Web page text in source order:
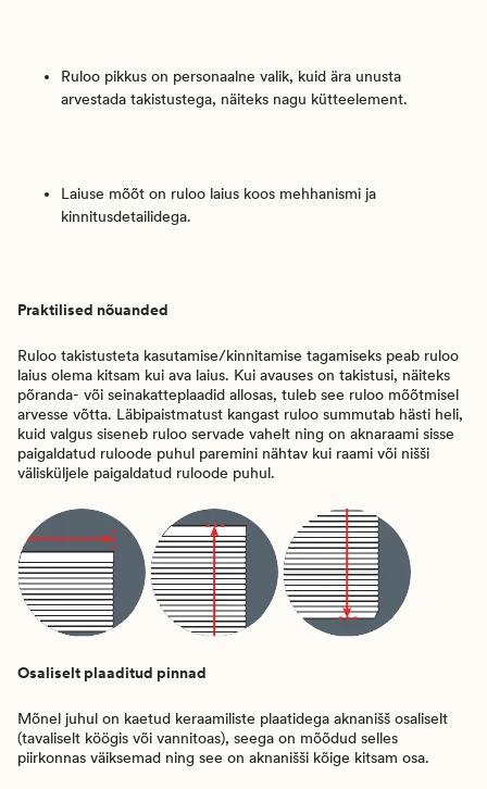
Ruloo pikkus on personaalne valik, kuid ära unusta
arvestada takistustega, näiteks nagu kütteelement.
Laiuse mõõt on ruloo laius koos mehhanismi ja
kinnitusdetailidega.
Praktilised nõuanded
Ruloo takistusteta kasutamise/kinnitamise tagamiseks peab ruloo
laius olema kitsam kui ava laius. Kui avauses on takistusi, näiteks
põranda- või seinakatteplaadid allosas, tuleb see ruloo mõõtmisel
arvesse võtta. Läbipaistmatust kangast ruloo summutab hästi heli,
kuid valgus siseneb ruloo servade vahelt ning on aknaraami sisse
paigaldatud ruloode puhul paremini nähtav kui raami või nišši
välisküljele paigaldatud ruloode puhul.
Osaliselt plaaditud pinnad
Mõnel juhul on kaetud keraamiliste plaatidega aknanišš osaliselt
(tavaliselt köögis või vannitoas), seega on mõõdud selles
piirkonnas väiksemad ning see on aknanišši kõige kitsam osa.